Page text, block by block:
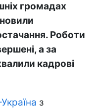
громадах
Роботи
а за
кадрові
з